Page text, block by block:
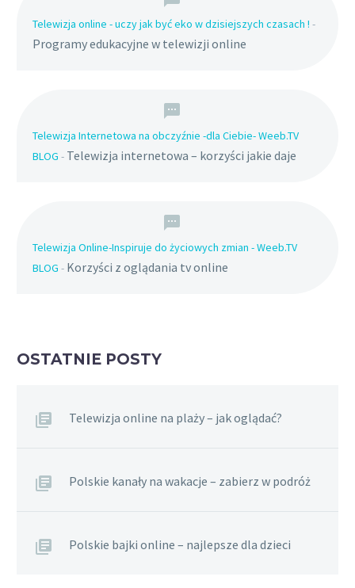
Telewizja online - uczy jak być eko w dzisiejszych czasach ! -
Programy edukacyjne w telewizji online
Telewizja Internetowa na obczyźnie -dla Ciebie- Weeb.TV
BLOG - Telewizja internetowa – korzyści jakie daje
Telewizja Online-Inspiruje do życiowych zmian - Weeb.TV
BLOG - Korzyści z oglądania tv online
OSTATNIE POSTY
Telewizja online na plaży – jak oglądać?
Polskie kanały na wakacje – zabierz w podróż
Polskie bajki online – najlepsze dla dzieci